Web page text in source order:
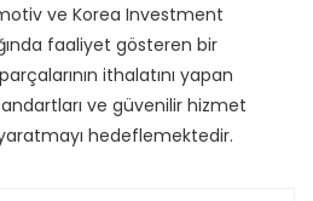
ve Korea Investment
faaliyet gösteren bir
ithalatını yapan
ve güvenilir hizmet
hedeflemektedir.